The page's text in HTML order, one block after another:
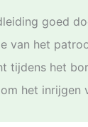
goed
van het
tijdens het
het inrijgen